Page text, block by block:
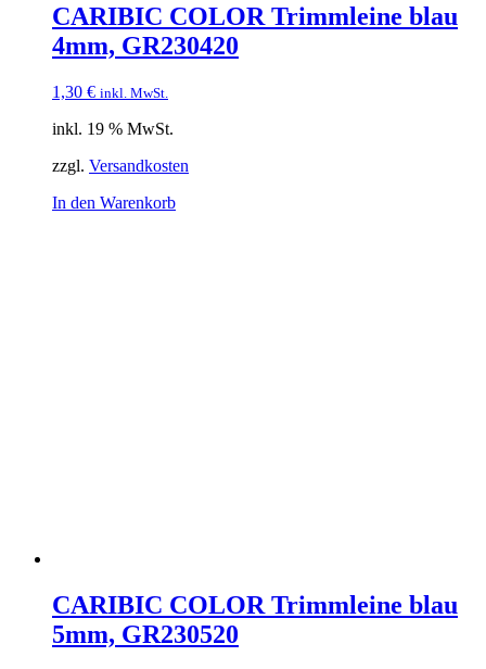
CARIBIC COLOR Trimmleine blau
4mm, GR230420
1,30 € inkl. MwSt.
inkl. 19 % MwSt.
zzgl. Versandkosten
In den Warenkorb
CARIBIC COLOR Trimmleine blau
5mm, GR230520